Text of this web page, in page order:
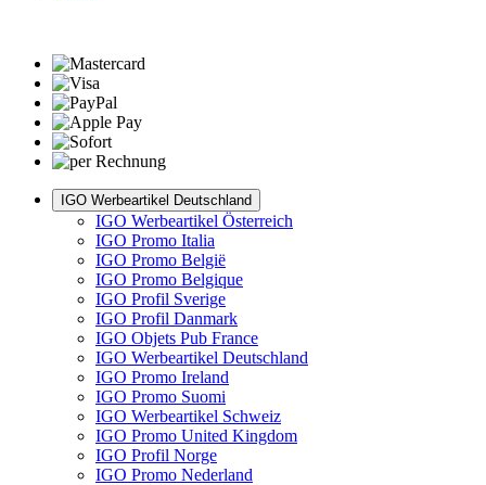
IGO Werbeartikel Deutschland
IGO Werbeartikel Österreich
IGO Promo Italia
IGO Promo België
IGO Promo Belgique
IGO Profil Sverige
IGO Profil Danmark
IGO Objets Pub France
IGO Werbeartikel Deutschland
IGO Promo Ireland
IGO Promo Suomi
IGO Werbeartikel Schweiz
IGO Promo United Kingdom
IGO Profil Norge
IGO Promo Nederland